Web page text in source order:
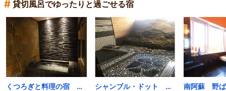
# 貸切風呂でゆったりと過ごせる宿
くつろぎと料理の宿 ｒｅｓｈｕｋｕ 森のレンガ館 シャンブル・ドット アルムの森 南阿蘇 野